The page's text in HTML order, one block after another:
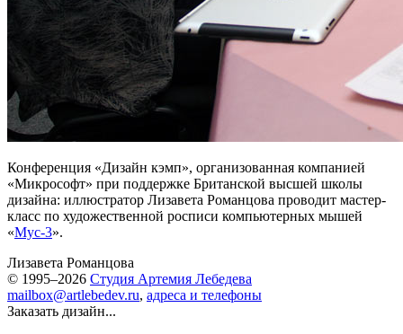
Конференция «Дизайн кэмп», организованная компанией
«Микрософт» при поддержке Британской высшей школы
дизайна: иллюстратор Лизавета Романцова проводит мастер-
класс по художественной росписи компьютерных мышей
«Мус-3».
Лизавета Романцова
© 1995–2026 Студия Артемия Лебедева
mailbox@artlebedev.ru, адреса и телефоны
Заказать дизайн...